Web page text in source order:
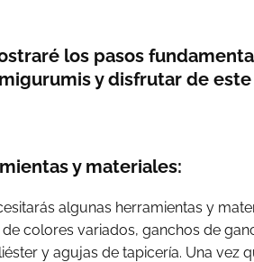
los pasos
y disfrutar de
y materiales:
algunas herramientas y
colores variados, ganchos de
y agujas de tapicería. Una vez